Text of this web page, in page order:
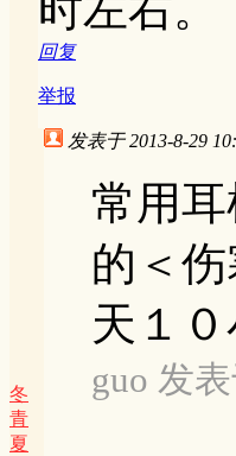
回复
举报
冬
青
夏
发表于 2013-8-29
常用
的＜
天１
guo 发